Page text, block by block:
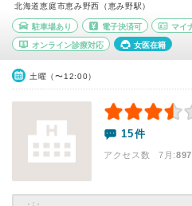
北海道恵庭市恵み野西（恵み野駅）
駐車場あり 電子決済可 マイ
オンライン診療対応 女医在籍
土曜（〜12:00）
15件
アクセス数 7月:897